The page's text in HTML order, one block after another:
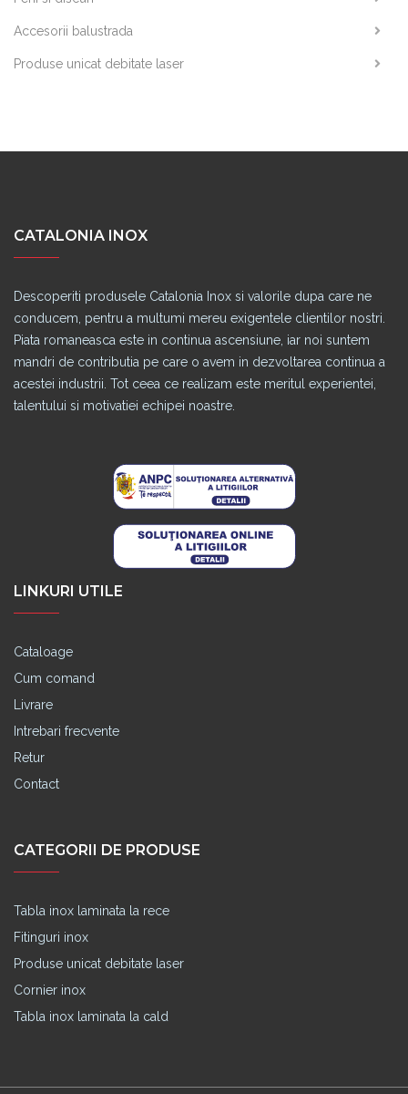
Accesorii balustrada
Produse unicat debitate laser
CATALONIA INOX
Descoperiti produsele Catalonia Inox si valorile dupa care ne
conducem, pentru a multumi mereu exigentele clientilor nostri.
Piata romaneasca este in continua ascensiune, iar noi suntem
mandri de contributia pe care o avem in dezvoltarea continua a
acestei industrii. Tot ceea ce realizam este meritul experientei,
talentului si motivatiei echipei noastre.
LINKURI UTILE
Cataloage
Cum comand
Livrare
Intrebari frecvente
Retur
Contact
CATEGORII DE PRODUSE
Tabla inox laminata la rece
Fitinguri inox
Produse unicat debitate laser
Cornier inox
Tabla inox laminata la cald